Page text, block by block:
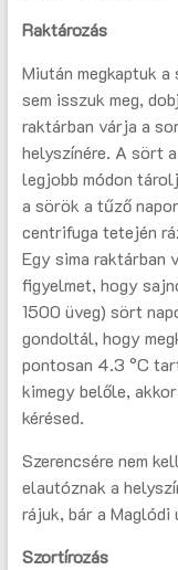
Raktározás
Miután megkaptuk
sem isszuk meg,
raktárban várja a
helyszínére. A sört
legjobb módon
a sörök a tűző
centrifuga tetején
Egy sima raktárban
figyelmet, hogy
1500 üveg) sört
gondoltál, hogy
pontosan 4.3 °C
kimegy belőle,
kérésed.
Szerencsére nem
elautóznak a
rájuk, bár a
Szortírozás